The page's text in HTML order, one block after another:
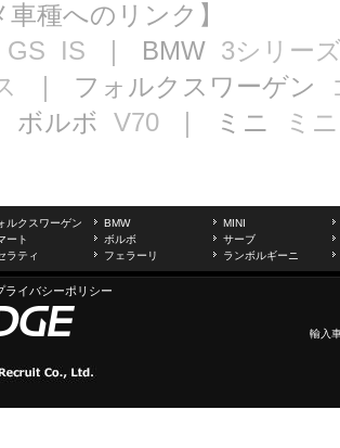
車種へのリンク】
GS IS ｜ BMW 3シリー
｜ フォルクスワーゲン
ボルボ V70 ｜ ミニ ミニ
ルクスワーゲン BMW
MINI
ート ボルボ
サーブ
ラティ フェラーリ ランボルギーニ
ライバシーポリシー
輸入